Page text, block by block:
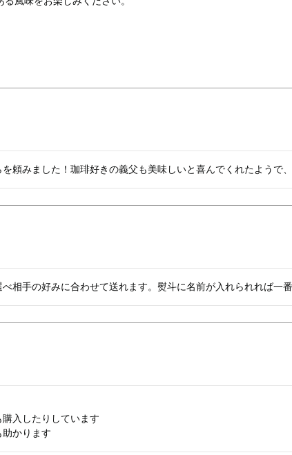
相手の好みに合わせて送れます。熨斗に名前が入れられれば一番
入したりしています
かります